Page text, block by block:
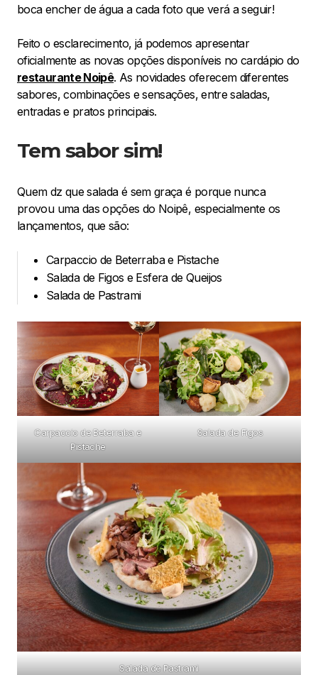
boca encher de água a cada foto que verá a seguir!
Feito o esclarecimento, já podemos apresentar
oficialmente as novas opções disponíveis no cardápio do
restaurante Noipê. As novidades oferecem diferentes
sabores, combinações e sensações, entre saladas,
entradas e pratos principais.
Tem sabor sim!
Quem dz que salada é sem graça é porque nunca
provou uma das opções do Noipê, especialmente os
lançamentos, que são:
Carpaccio de Beterraba e Pistache
Salada de Figos e Esfera de Queijos
Salada de Pastrami
Carpaccio de Beterraba e
Pistache
Salada de Figos
Salada de Pastrami